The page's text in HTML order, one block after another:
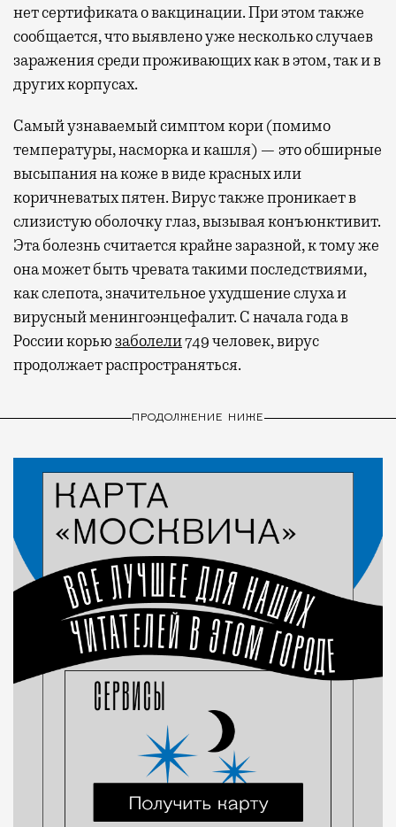
нет сертификата о вакцинации. При этом также
сообщается, что выявлено уже несколько случаев
заражения среди проживающих как в этом, так и в
других корпусах.
Самый узнаваемый симптом кори (помимо
температуры, насморка и кашля) — это обширные
высыпания на коже в виде красных или
коричневатых пятен. Вирус также проникает в
слизистую оболочку глаз, вызывая конъюнктивит.
Эта болезнь считается крайне заразной, к тому же
она может быть чревата такими последствиями,
как слепота, значительное ухудшение слуха и
вирусный менингоэнцефалит. С начала года в
России корью заболели749 человек, вирус
продолжает распространяться.
ПРОДОЛЖЕНИЕ НИЖЕ